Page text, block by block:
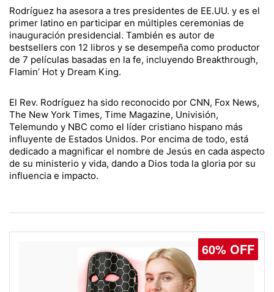
Rodríguez ha asesora a tres presidentes de EE.UU. y es el
primer latino en participar en múltiples ceremonias de
inauguración presidencial. También es autor de
bestsellers con 12 libros y se desempeña como productor
de 7 películas basadas en la fe, incluyendo Breakthrough,
Flamin’ Hot y Dream King.
El Rev. Rodríguez ha sido reconocido por CNN, Fox News,
The New York Times, Time Magazine, Univisión,
Telemundo y NBC como el líder cristiano hispano más
influyente de Estados Unidos. Por encima de todo, está
dedicado a magnificar el nombre de Jesús en cada aspecto
de su ministerio y vida, dando a Dios toda la gloria por su
influencia e impacto.
60% OFF
77% OFF